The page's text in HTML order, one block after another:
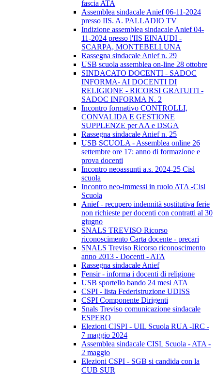
fascia ATA
Assemblea sindacale Anief 06-11-2024
presso IIS. A. PALLADIO TV
Indizione assemblea sindacale Anief 04-
11-2024 presso l'IIS EINAUDI -
SCARPA, MONTEBELLUNA
Rassegna sindacale Anief n. 29
USB scuola assemblea on-line 28 ottobre
SINDACATO DOCENTI - SADOC
INFORMA- AI DOCENTI DI
RELIGIONE - RICORSI GRATUITI -
SADOC INFORMA N. 2
Incontro formativo CONTROLLI,
CONVALIDA E GESTIONE
SUPPLENZE per AA e DSGA
Rassegna sindacale Anief n. 25
USB SCUOLA - Assemblea online 26
settembre ore 17: anno di formazione e
prova docenti
Incontro neoassunti a.s. 2024-25 Cisl
scuola
Incontro neo-immessi in ruolo ATA -Cisl
Scuola
Anief - recupero indennità sostitutiva ferie
non richieste per docenti con contratti al 30
giugno
SNALS TREVISO Ricorso
riconoscimento Carta docente - precari
SNALS Treviso Ricorso riconoscimento
anno 2013 - Docenti - ATA
Rassegna sindacale Anief
Fensir - informa i docenti di religione
USB sportello bando 24 mesi ATA
CSPI - lista Federistruzione UDISS
CSPI Componente Dirigenti
Snals Treviso comunicazione sindacale
ESPERO
Elezioni CISPI - UIL Scuola RUA -IRC -
7 maggio 2024
Assemblea sindacale CISL Scuola - ATA -
2 maggio
Elezioni CSPI - SGB si candida con la
CUB SUR